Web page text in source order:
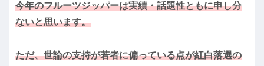
今年のフルーツジッパーは実績・話題性ともに申し分
ないと思います。
ただ、世論の支持が若者に偏っている点が紅白落選の